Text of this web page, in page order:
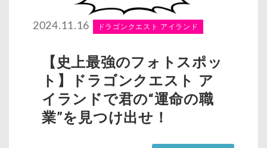
2024.11.16 ドラゴンクエスト アイランド
【史上最強のフォトスポッ
ト】ドラゴンクエスト ア
イランドで君の“運命の職
業”を見つけ出せ！